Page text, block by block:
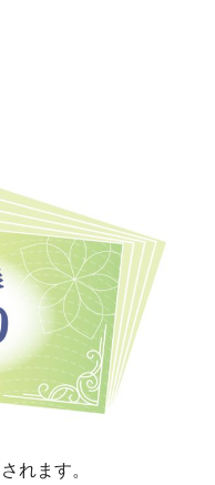
れます。